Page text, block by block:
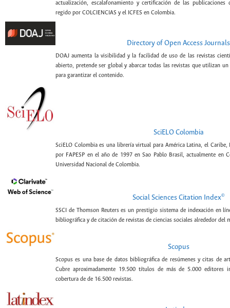
actualización, escalafonamiento y certificación de las publicaciones
regido por COLCIENCIAS y el ICFES en Colombia.
Directory of Open Access Journals
DOAJ aumenta la visibilidad y la facilidad de uso de las revistas
abierto, pretende ser global y abarcar todas las revistas que utilizan
para garantizar el contenido.
SciELO Colombia
SciELO Colombia es una librería virtual para América Latina, el Caribe,
por FAPESP en el año de 1997 en Sao Pablo Brasil, actualmente en
Universidad Nacional de Colombia.
Social Sciences Citation Index©
SSCI de Thomson Reuters es un prestigio sistema de indexación en
bibliográfica y de citación de revistas de ciencias sociales alrededor del
Scopus
Scopus es una base de datos bibliográfica de resúmenes y citas de
Cubre aproximadamente 19.500 títulos de más de 5.000 editores
cobertura de de 16.500 revistas.